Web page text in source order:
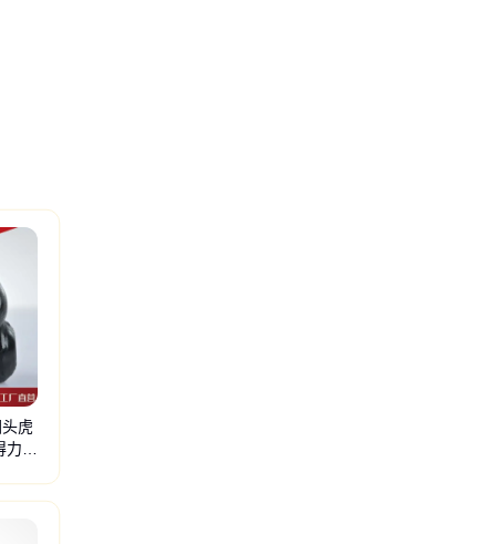
角头螺栓
虎
在